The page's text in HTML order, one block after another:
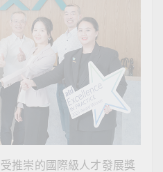
推崇的國際級人才發展獎